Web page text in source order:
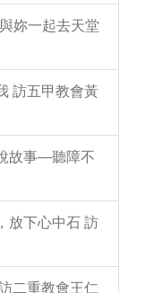
妳一起去天堂
訪五甲教會黃
故事—聽障不
放下心中石 訪
二重教會王仁